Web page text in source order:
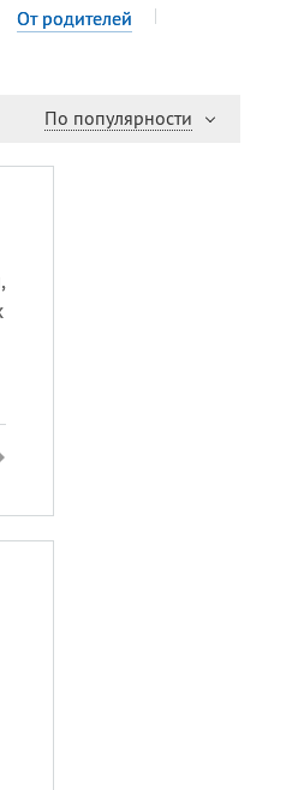
От родителей
По популярности